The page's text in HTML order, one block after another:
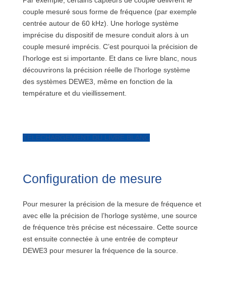
couple mesuré sous forme de fréquence (par exemple
centrée autour de 60 kHz). Une horloge système
imprécise du dispositif de mesure conduit alors à un
couple mesuré imprécis. C’est pourquoi la précision de
l’horloge est si importante. Et dans ce livre blanc, nous
découvrirons la précision réelle de l’horloge système
des systèmes DEWE3, même en fonction de la
température et du vieillissement.
TÉLÉCHARGEMENT DU LIVRE BLANC
Configuration de mesure
Pour mesurer la précision de la mesure de fréquence et
avec elle la précision de l’horloge système, une source
de fréquence très précise est nécessaire. Cette source
est ensuite connectée à une entrée de compteur
DEWE3 pour mesurer la fréquence de la source.